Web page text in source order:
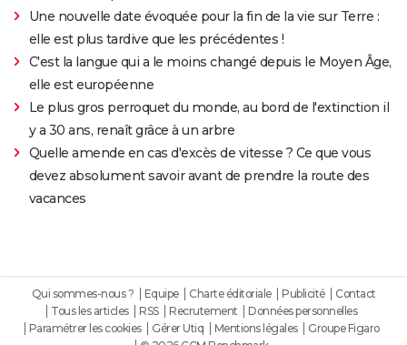
Une nouvelle date évoquée pour la fin de la vie sur Terre :
elle est plus tardive que les précédentes !
C'est la langue qui a le moins changé depuis le Moyen Âge,
elle est européenne
Le plus gros perroquet du monde, au bord de l'extinction il
y a 30 ans, renaît grâce à un arbre
Quelle amende en cas d'excès de vitesse ? Ce que vous
devez absolument savoir avant de prendre la route des
vacances
Qui sommes-nous ? Equipe Charte éditoriale Publicité
Contact
Tous les articles
RSS Recrutement
Données personnelles
Paramétrer les cookies
Gérer Utiq Mentions légales
Groupe Figaro